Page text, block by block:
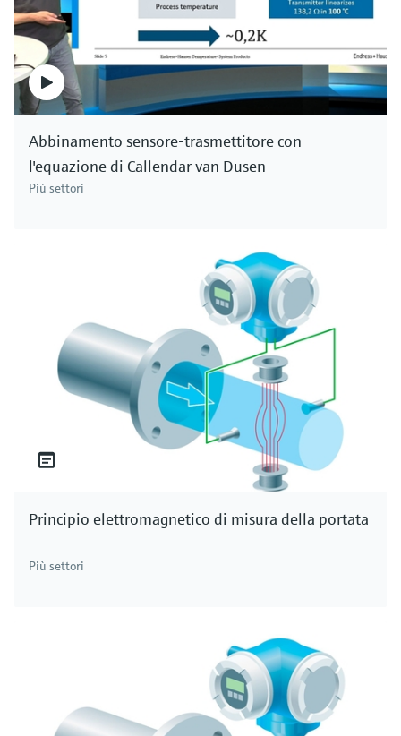
Abbinamento sensore-trasmettitore con
l'equazione di Callendar van Dusen
Più settori
Principio elettromagnetico di misura della portata
Più settori